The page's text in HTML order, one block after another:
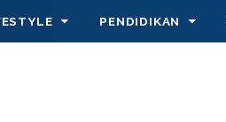
PENDIDIKAN